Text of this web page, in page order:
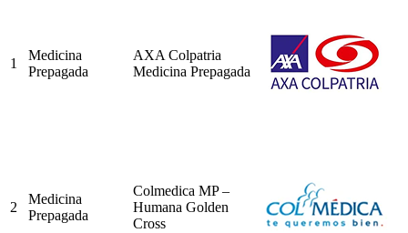
1
Medicina
Prepagada
AXA Colpatria
Medicina Prepagada
2
Medicina
Prepagada
Colmedica MP –
Humana Golden
Cross